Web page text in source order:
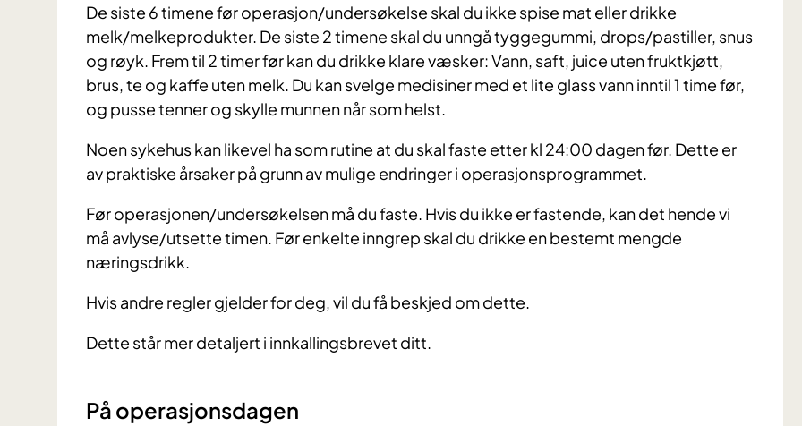
De siste 6 timene før operasjon/undersøkelse skal du ikke spise mat eller drikke
melk/melkeprodukter. De siste 2 timene skal du unngå tyggegummi, drops/pastiller, snus
og røyk. Frem til 2 timer før kan du drikke klare væsker: Vann, saft, juice uten fruktkjøtt,
brus, te og kaffe uten melk. Du kan svelge medisiner med et lite glass vann inntil 1 time før,
og pusse tenner og skylle munnen når som helst.
Noen sykehus kan likevel ha som rutine at du skal faste etter kl 24:00 dagen før. Dette er
av praktiske årsaker på grunn av mulige endringer i operasjonsprogrammet.
Før operasjonen/undersøkelsen må du faste. Hvis du ikke er fastende, kan det hende vi
må avlyse/utsette timen. Før enkelte inngrep skal du drikke en bestemt mengde
næringsdrikk.
Hvis andre regler gjelder for deg, vil du få beskjed om dette.
Dette står mer detaljert i innkallingsbrevet ditt.
På operasjonsdagen